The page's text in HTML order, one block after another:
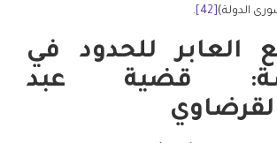
الدولة) [42]
.
العابر للحدود في
قضية عبد